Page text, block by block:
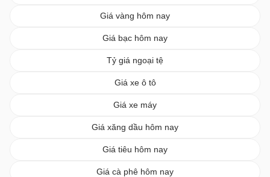
Giá vàng hôm nay
Giá bạc hôm nay
Tỷ giá ngoại tệ
Giá xe ô tô
Giá xe máy
Giá xăng dầu hôm nay
Giá tiêu hôm nay
Giá cà phê hôm nay